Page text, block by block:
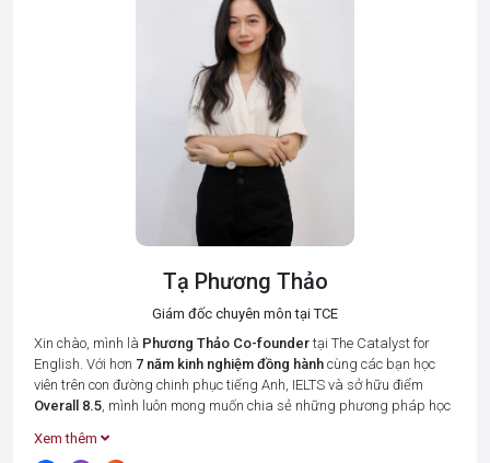
Tạ Phương Thảo
Giám đốc chuyên môn tại TCE
Xin chào, mình là Phương Thảo Co-foundertại The Catalyst for
English. Với hơn 7 năm kinh nghiệm đồng hànhcùng các bạn học
viên trên con đường chinh phục tiếng Anh, IELTS và sở hữu điểm
Overall 8.5, mình luôn mong muốn chia sẻ những phương pháp học
quả cao.
Xem thêm